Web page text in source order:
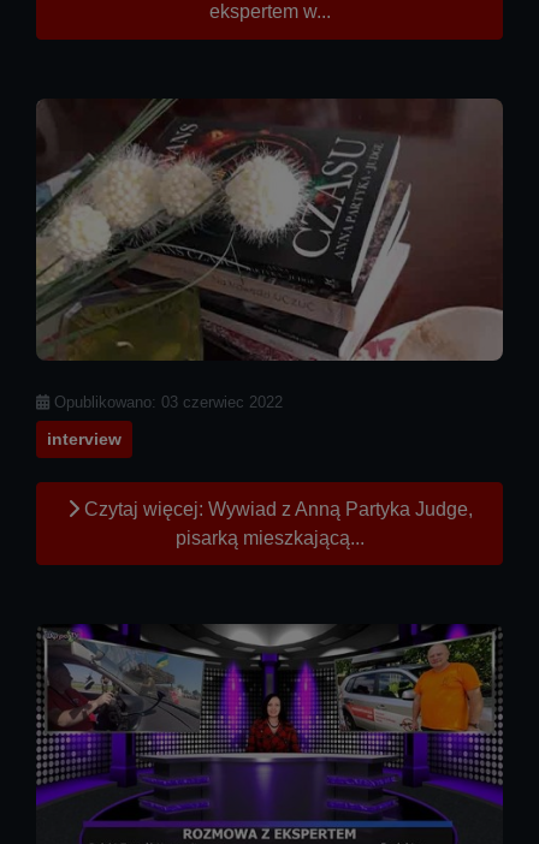
ekspertem w...
Szczegóły
Opublikowano: 03 czerwiec 2022
interview
Czytaj więcej: Wywiad z Anną Partyka Judge,
pisarką mieszkającą...